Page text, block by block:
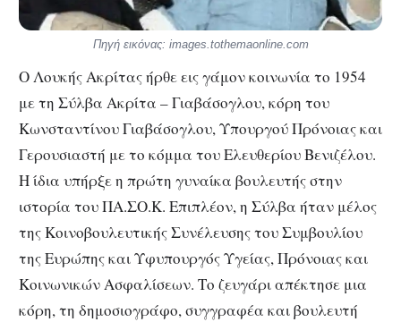
Πηγή εικόνας: images.tothemaonline.com
Ο Λουκής Ακρίτας ήρθε εις γάμον κοινωνία το 1954
με τη Σύλβα Ακρίτα – Γιαβάσογλου, κόρη του
Κωνσταντίνου Γιαβάσογλου, Υπουργού Πρόνοιας και
Γερουσιαστή με το κόμμα του Ελευθερίου Βενιζέλου.
Η ίδια υπήρξε η πρώτη γυναίκα βουλευτής στην
ιστορία του ΠΑ.ΣΟ.Κ. Επιπλέον, η Σύλβα ήταν μέλος
της Κοινοβουλευτικής Συνέλευσης του Συμβουλίου
της Ευρώπης και Υφυπουργός Υγείας, Πρόνοιας και
Κοινωνικών Ασφαλίσεων. Το ζευγάρι απέκτησε μια
κόρη, τη δημοσιογράφο, συγγραφέα και βουλευτή